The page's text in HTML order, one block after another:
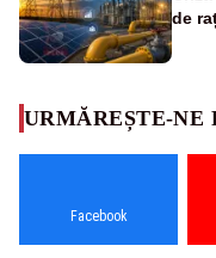
de
URMĂREȘTE-NE
Facebook